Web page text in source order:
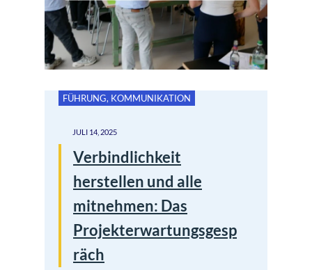
FÜHRUNG, KOMMUNIKATION
JULI 14, 2025
Verbindlichkeit
herstellen und alle
mitnehmen: Das
Projekterwartungsgesp
räch